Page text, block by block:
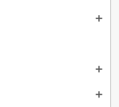
add
add
add